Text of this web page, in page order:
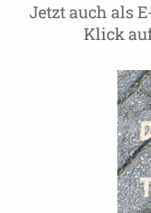
Jetzt auch als
Klick